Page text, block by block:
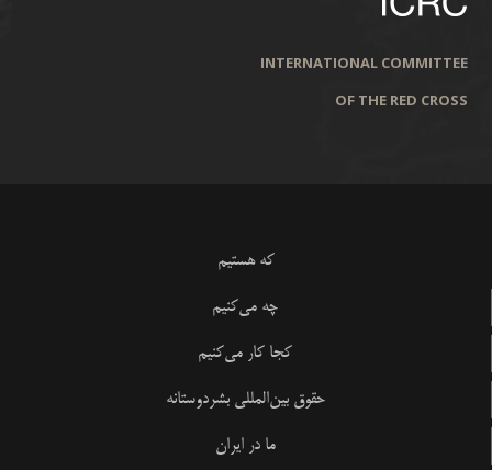
INTERNATIONAL COMMITTEE
OF THE RED CROSS
که هستیم
چه می‌کنیم
کجا کار می‌کنیم
حقوق بین‌المللی بشردوستانه
ما در ایران